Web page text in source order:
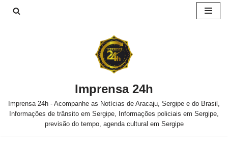
Imprensa 24h
Imprensa 24h - Acompanhe as Notícias de Aracaju, Sergipe e do Brasil,
Informações de trânsito em Sergipe, Informações policiais em Sergipe,
previsão do tempo, agenda cultural em Sergipe